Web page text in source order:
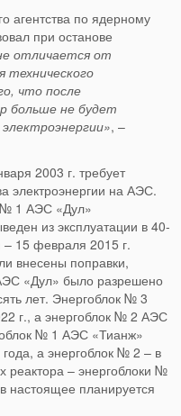
агентства по ядерному
при останове
отличается от
технического
что после
больше не будет
, –
2003 г. требует
электроэнергии на АЭС.
№ 1 АЭС «Дул»
из эксплуатации в 40-
– 15 февраля 2015 г.
внесены поправки,
«Дул» было разрешено
лет. Энергоблок № 3
г., а энергоблок № 2 АЭС
№ 1 АЭС «Тианж»
а энергоблок № 2 – в
реактора – энергоблоки №
планируется